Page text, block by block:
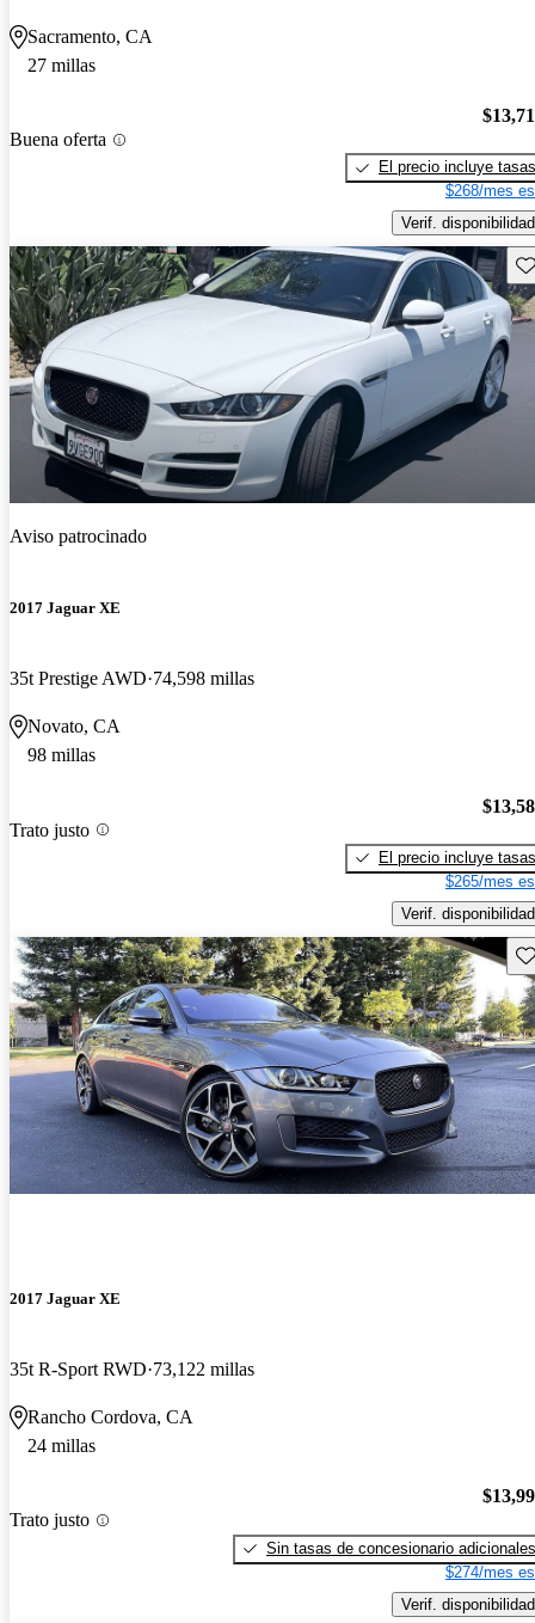
Sacramento, CA
27 millas
Buena oferta
El precio incluye tasas
$268/mes
Verif. disponibilidad
Aviso patrocinado
2017 Jaguar XE
35t Prestige AWD 74,598 millas
Novato, CA
98 millas
Trato justo
El precio incluye tasas
$265/mes
Verif. disponibilidad
2017 Jaguar XE
35t R-Sport RWD 73,122 millas
Rancho Cordova, CA
24 millas
Trato justo
Sin tasas de concesionario adicionales
$274/mes
Verif. disponibilidad